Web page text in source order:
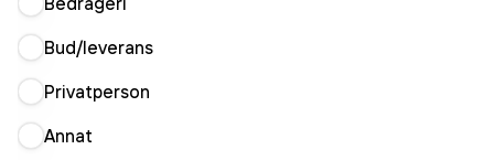
Bud/leverans
Privatperson
Annat